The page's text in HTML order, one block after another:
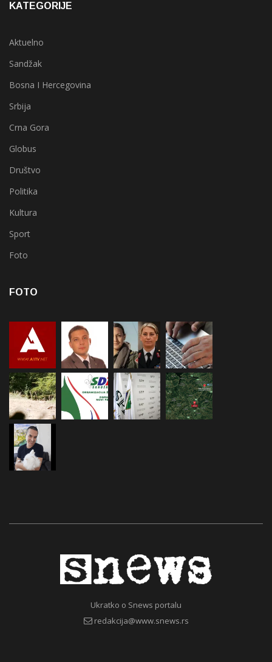
KATEGORIJE
Aktuelno
Sandžak
Bosna I Hercegovina
Srbija
Crna Gora
Globus
Društvo
Politika
Kultura
Sport
Foto
FOTO
Ukratko o Snews portalu
redakcija@www.snews.rs